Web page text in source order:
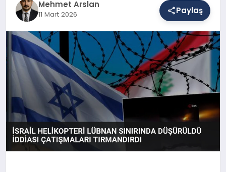
EĞITIM
DÜNYA
YAŞAM
Mehmet Arslan
11 Mart 2026 Paylaş